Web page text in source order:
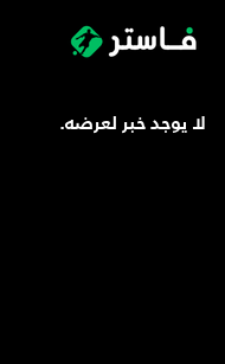
لا يوجد خبر لعرضه.